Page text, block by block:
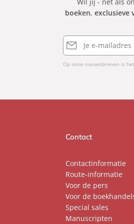
boeken,exclusieve
E-
mailadres
Op onze nieuwsbrieven is het
Contact
Contactinformatie
Route-informatie
Voor de pers
Voor de
Special sales
Manuscripten